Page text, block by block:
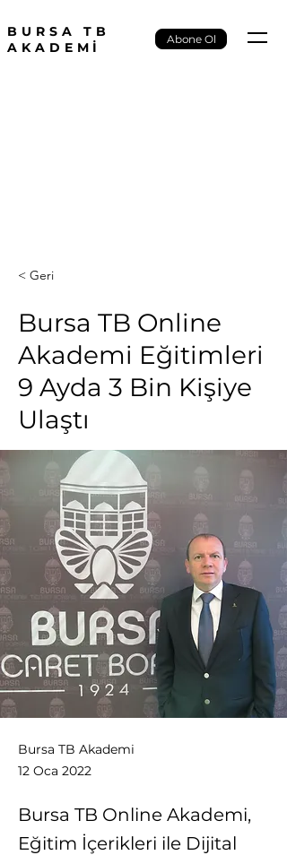
BURSA TB
AKADEMİ
Abone Ol
< Geri
Bursa TB Online
Akademi Eğitimleri
9 Ayda 3 Bin Kişiye
Ulaştı
Bursa TB Akademi
12 Oca 2022
Bursa TB Online Akademi,
Eğitim İçerikleri ile Dijital